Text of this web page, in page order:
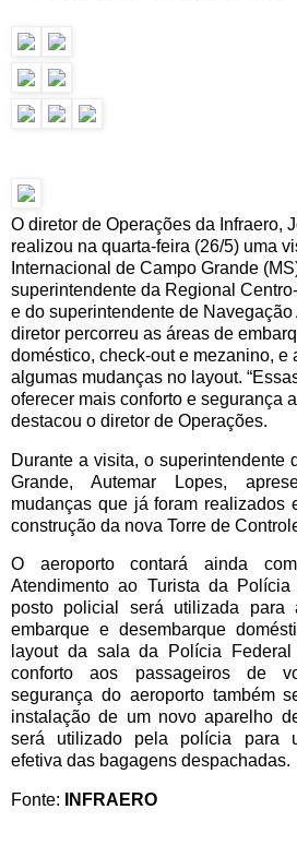
O diretor de Operações da Infraero,
realizou na quarta-feira (26/5) uma
Internacional de Campo Grande
superintendente da Regional
e do superintendente de
diretor percorreu as áreas de
doméstico, check-out e mezanino, e
algumas mudanças no layout.
oferecer mais conforto e segurança
destacou o diretor de Operações.
Durante a visita, o superintendente
Grande, Autemar Lopes,
mudanças que já foram realizados
construção da nova Torre de
O aeroporto contará ainda
Atendimento ao Turista da
posto policial será utilizada para
embarque e desembarque
layout da sala da Polícia
conforto aos passageiros de
segurança do aeroporto também
instalação de um novo aparelho
será utilizado pela polícia para
efetiva das bagagens despachadas.
Fonte: INFRAERO